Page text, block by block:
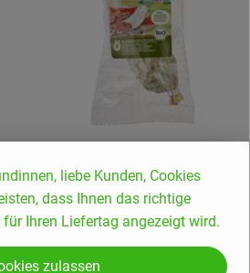
, Preis:
7,39 €/ 150g
Colbassa luftgetrocknet 150g
, Herkunft:
Deutschland
liebe Kunden, Cookies
dass Ihnen das richtige
Ihren Liefertag angezeigt wird.
zulassen